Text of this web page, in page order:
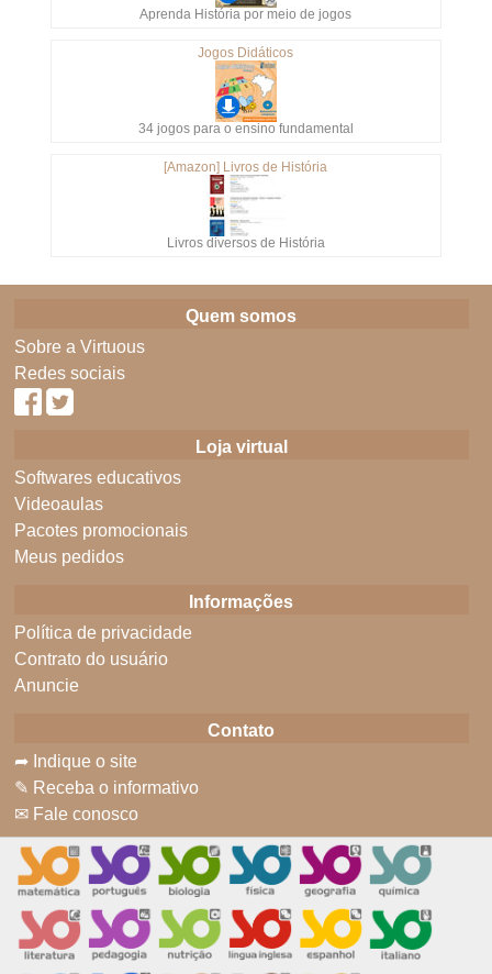
Aprenda História por meio de jogos
Jogos Didáticos
34 jogos para o ensino fundamental
[Amazon] Livros de História
Livros diversos de História
Quem somos
Sobre a Virtuous
Redes sociais
Loja virtual
Softwares educativos
Videoaulas
Pacotes promocionais
Meus pedidos
Informações
Política de privacidade
Contrato do usuário
Anuncie
Contato
➦ Indique o site
✎ Receba o informativo
✉ Fale conosco